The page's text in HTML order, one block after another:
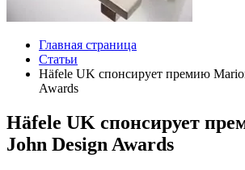
Главная страница
Статьи
Häfele UK спонсирует премию
Awards
Häfele UK спонсирует
John Design Awards